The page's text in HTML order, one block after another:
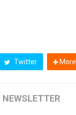
Twitter More
NEWSLETTER